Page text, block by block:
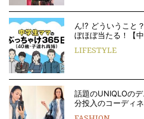
ん!? どういうこと
ぼほぼ当たる！【
LIFESTYLE
話題のUNIQLOの
分投入のコーディ